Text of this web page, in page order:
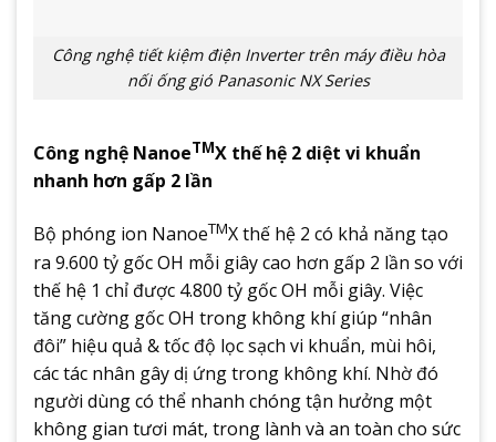
Công nghệ tiết kiệm điện Inverter trên máy điều hòa
nối ống gió Panasonic NX Series
Công nghệ NanoeTMX thế hệ 2 diệt vi khuẩn
nhanh hơn gấp 2 lần
Bộ phóng ion NanoeTMX thế hệ 2 có khả năng tạo
ra 9.600 tỷ gốc OH mỗi giây cao hơn gấp 2 lần so với
thế hệ 1 chỉ được 4.800 tỷ gốc OH mỗi giây. Việc
tăng cường gốc OH trong không khí giúp “nhân
đôi” hiệu quả & tốc độ lọc sạch vi khuẩn, mùi hôi,
các tác nhân gây dị ứng trong không khí. Nhờ đó
người dùng có thể nhanh chóng tận hưởng một
không gian tươi mát, trong lành và an toàn cho sức